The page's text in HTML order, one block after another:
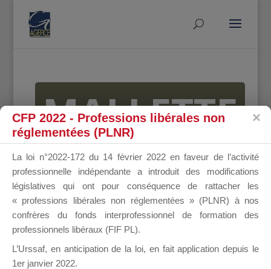
MALLETTE
DU
DIRIGEANT
CFP 2022 - Professions libérales non
réglementées (PLNR)
La loi n°2022-172 du 14 février 2022 en faveur de l’activité
professionnelle indépendante a introduit des modifications
législatives qui ont pour conséquence de rattacher les
« professions libérales non réglementées » (PLNR) à nos
confrères du fonds interprofessionnel de formation des
professionnels libéraux (FIF PL).
L’Urssaf, en anticipation de la loi, en fait application depuis le
1er janvier 2022.